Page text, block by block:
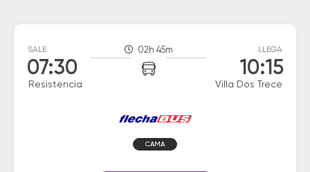
SALE
07:30
Resistencia
02h 45m LLEGA
10:15
Villa Dos Trece
CAMA